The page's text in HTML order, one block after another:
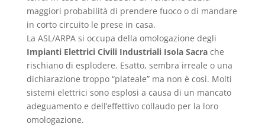
maggiori probabilità di prendere fuoco o di mandare
in corto circuito le prese in casa.
La ASL/ARPA si occupa della omologazione degli
Impianti Elettrici Civili Industriali Isola Sacrache
rischiano di esplodere. Esatto, sembra irreale o una
dichiarazione troppo “plateale” ma non è così. Molti
sistemi elettrici sono esplosi a causa di un mancato
adeguamento e dell’effettivo collaudo per la loro
omologazione.